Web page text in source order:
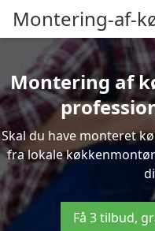
Montering-af-
Montering af
Skal du have monteret
fra lokale
Få 3 tilbud,